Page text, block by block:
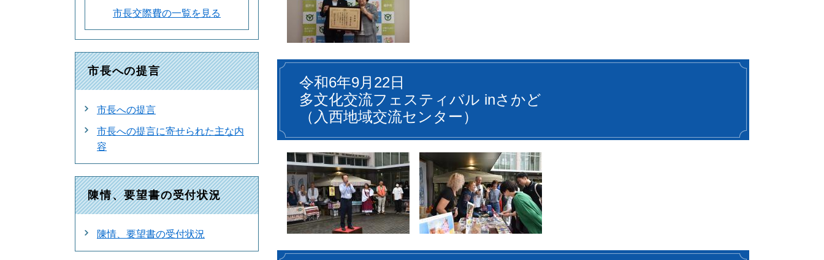
令和6年9月22日
多文化交流フェスティバル inさかど
（入西地域交流センター）
市長交際費の一覧を見る
市長への提言
市長への提言
市長への提言に寄せられた主な内
容
陳情、要望書の受付状況
陳情、要望書の受付状況